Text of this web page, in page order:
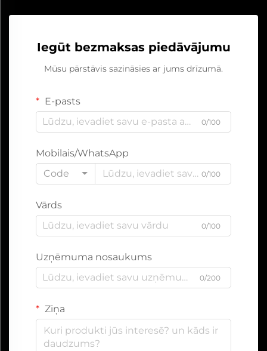
Iegūt bezmaksas piedāvājumu
Mūsu pārstāvis sazināsies ar jums drīzumā.
E-pasts
0/100
Mobilais/WhatsApp
Code
0/100
Vārds
0/100
Uzņēmuma nosaukums
0/200
Ziņa